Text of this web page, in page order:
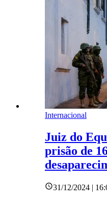
Internacional
Juiz do
prisão de
31/12/2024 |